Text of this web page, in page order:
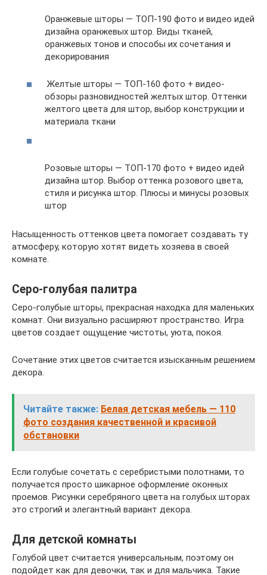
Оранжевые шторы — ТОП-190 фото и видео идей
дизайна оранжевых штор. Виды тканей,
оранжевых тонов и способы их сочетания и
декорирования
Желтые шторы — ТОП-160 фото + видео-
обзоры разновидностей желтых штор. Оттенки
желтого цвета для штор, выбор конструкции и
материала ткани
Розовые шторы — ТОП-170 фото + видео идей
дизайна штор. Выбор оттенка розового цвета,
стиля и рисунка штор. Плюсы и минусы розовых
штор
Насыщенность оттенков цвета помогает создавать ту
атмосферу, которую хотят видеть хозяева в своей
комнате.
Серо-голубая палитра
Серо-голубые шторы, прекрасная находка для маленьких
комнат. Они визуально расширяют пространство. Игра
цветов создает ощущение чистоты, уюта, покоя.
Сочетание этих цветов считается изысканным решением
декора.
Читайте также: Белая детская мебель — 110
фото создания качественной и красивой
обстановки
Если голубые сочетать с серебристыми полотнами, то
получается просто шикарное оформление оконных
проемов. Рисунки серебряного цвета на голубых шторах
это строгий и элегантный вариант декора.
Для детской комнаты
Голубой цвет считается универсальным, поэтому он
подойдет как для девочки, так и для мальчика. Такие